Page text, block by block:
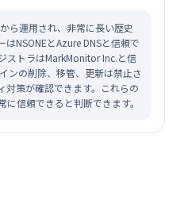
ら運用され、非常に長い歴史
NSONEとAzure DNSと信頼で
ストラはMarkMonitor Inc.と信
ンの削除、移管、更新は禁止さ
対策が確認できます。これらの
信頼できると判断できます。